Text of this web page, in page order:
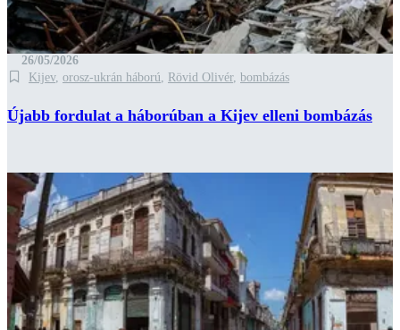
26/05/2026
Kijev, orosz-ukrán háború, Rövid Olivér, bombázás
Újabb fordulat a háborúban a Kijev elleni bombázás